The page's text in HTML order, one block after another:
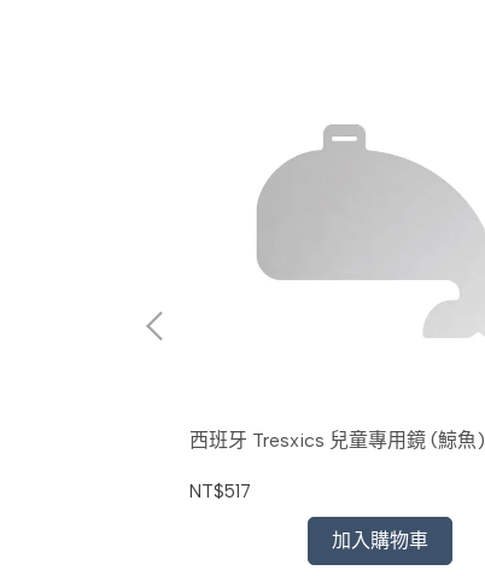
西班牙 Tresxics 兒童專用鏡 (鯨魚)
NT$517
加入購物車